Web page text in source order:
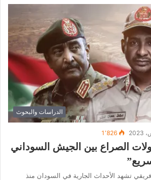
الدراسات والبحوث
1٬826
الصراع بين الجيش السوداني
تشهد الأحداث الجارية في السودان منذ